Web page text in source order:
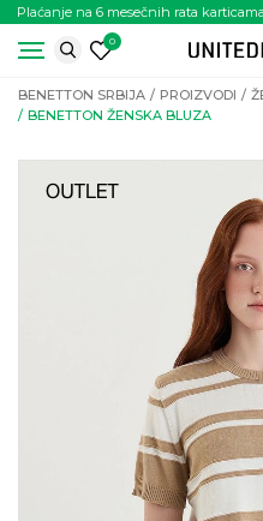
Plaćanje na 6 mesečnih rata
0
BENETTON SRBIJA PROIZVODI
BENETTON ŽENSKA BLUZA